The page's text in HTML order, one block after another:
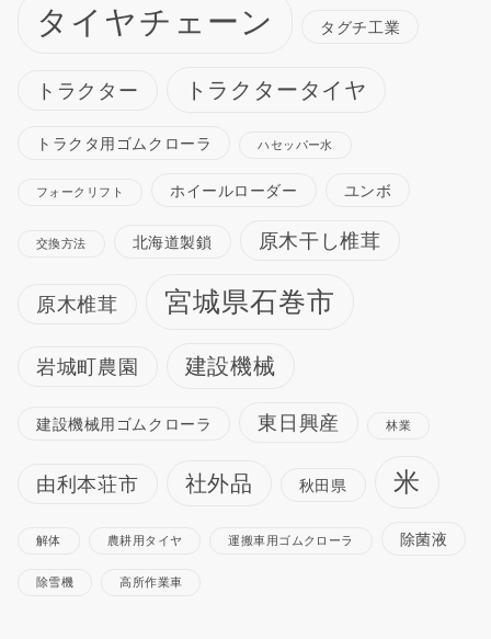
タイヤチェーン タグチ工業
トラクター トラクタータイヤ
トラクタ用ゴムクローラ ハセッパー水
フォークリフト ホイールローダー ユンボ
交換方法 北海道製鎖 原木干し椎茸
原木椎茸 宮城県石巻市
岩城町農園 建設機械
建設機械用ゴムクローラ 東日興産 林業
由利本荘市 社外品 秋田県 米
解体 農耕用タイヤ 運搬車用ゴムクローラ 除菌液
除雪機 高所作業車